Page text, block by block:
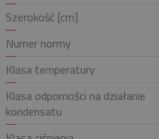
Szerokość [cm]
Numer normy
Klasa temperatury
Klasa odporności na działanie
kondensatu